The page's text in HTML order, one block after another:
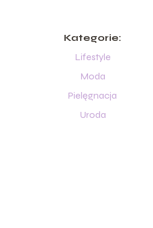
Kategorie:
Lifestyle
Moda
Pielęgnacja
Uroda